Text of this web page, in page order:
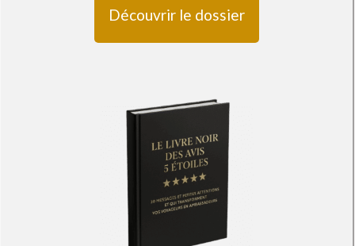
Découvrir le dossier